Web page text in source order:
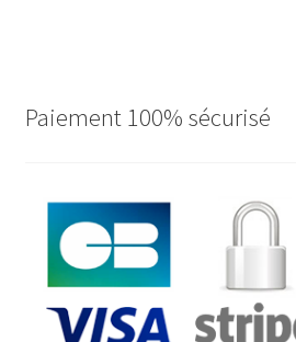
Paiement 100% sécurisé